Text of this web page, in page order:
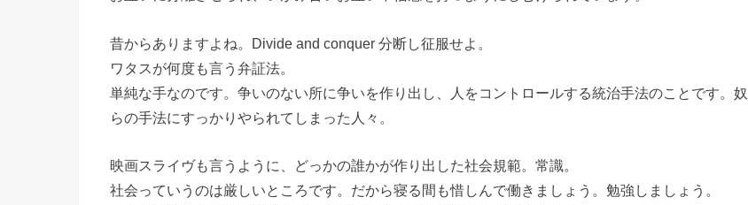
昔からありますよね。Divide and conquer 分断し征服せよ。
ワタスが何度も言う弁証法。
単純な手なのです。争いのない所に争いを作り出し、人をコントロールする統治手法のことです。奴
らの手法にすっかりやられてしまった人々。
映画スライヴも言うように、どっかの誰かが作り出した社会規範。常識。
社会っていうのは厳しいところです。だから寝る間も惜しんで働きましょう。勉強しましょう。